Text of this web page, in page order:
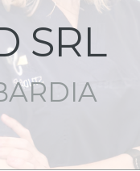
SRL